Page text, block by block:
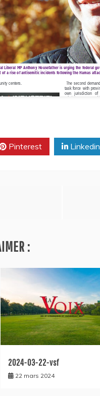
Pinterest Linkedin
:
2024-03-22-vsf
22 mars 2024